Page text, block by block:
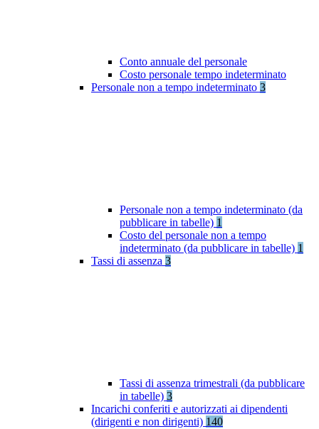
Conto annuale del personale
Costo personale tempo indeterminato
Personale non a tempo indeterminato 3
Personale non a tempo indeterminato (da
pubblicare in tabelle) 1
Costo del personale non a tempo
indeterminato (da pubblicare in tabelle) 1
Tassi di assenza 3
Tassi di assenza trimestrali (da pubblicare
in tabelle) 3
Incarichi conferiti e autorizzati ai dipendenti
(dirigenti e non dirigenti) 140